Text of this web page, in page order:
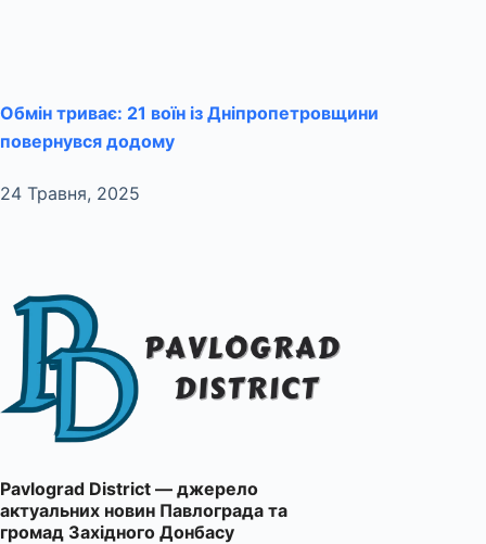
Обмін триває: 21 воїн із Дніпропетровщини
повернувся додому
24 Травня, 2025
Pavlograd District — джерело
актуальних новин Павлограда та
громад Західного Донбасу